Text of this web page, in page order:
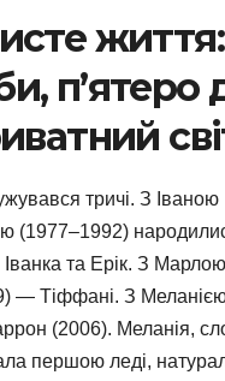
п’ятеро
тричі. З Іваною
(1977–1992)
та Ерік. З
— Тіффані. З
(2006). Меланія,
першою леді,